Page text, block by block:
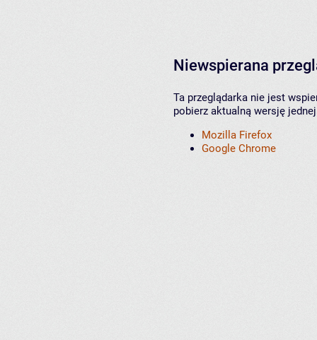
Niewspierana
Ta przeglądarka nie jest
pobierz aktualną wersję
Mozilla Firefox
Google Chrome